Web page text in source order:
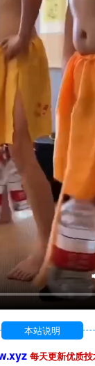
本站说明
每天更新优质